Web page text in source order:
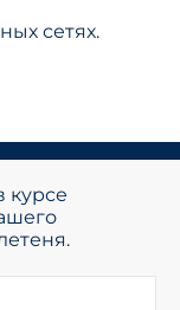
сетях.
курсе